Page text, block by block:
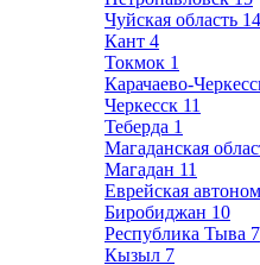
Чуйская область 14
Кант 4
Токмок 1
Карачаево-
Черкесск 11
Теберда 1
Магаданская
Магадан 11
Еврейская
Биробиджан 10
Республика Тыва 7
Кызыл 7